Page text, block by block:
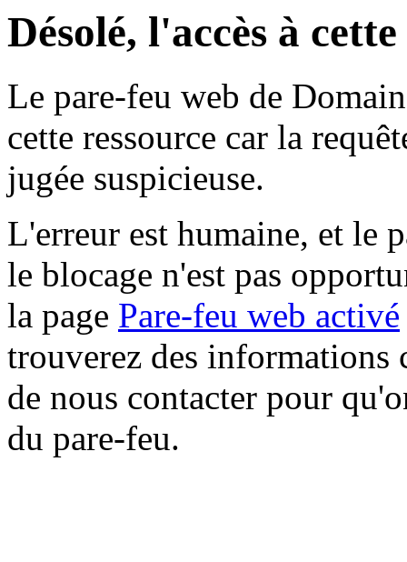
Désolé, l'accès à
Le pare-feu web de
cette ressource car la
jugée suspicieuse.
L'erreur est humaine, et le
le blocage n'est pas
la page Pare-feu web activé
trouverez des informations
de nous contacter pour
du pare-feu.